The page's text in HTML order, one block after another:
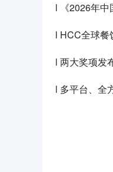
l 《2026年中
l HCC全球餐
l 两大奖项发
l 多平台、全